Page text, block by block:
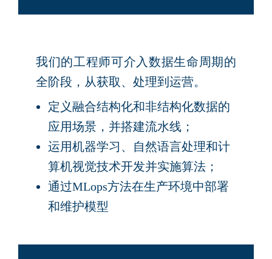
我们的工程师可介入数据生命周期的
全阶段，从获取、处理到运营。
定义融合结构化和非结构化数据的
应用场景，并搭建流水线；
运用机器学习、自然语言处理和计
算机视觉技术开发并实施算法；
通过MLops方法在生产环境中部署
和维护模型